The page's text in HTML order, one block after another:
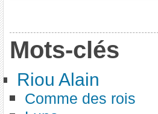
Mots-clés
Riou Alain
Comme des rois